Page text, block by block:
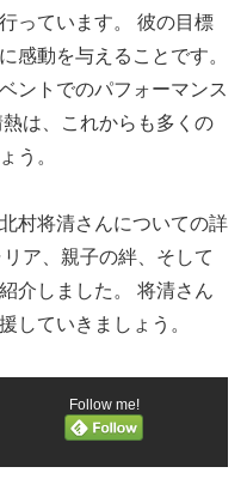
っています。 彼の目標
感動を与えることです。
ントでのパフォーマンス
は、これからも多くの
う。
村将清さんについての詳
ア、親子の絆、そして
介しました。 将清さん
していきましょう。
Follow me!